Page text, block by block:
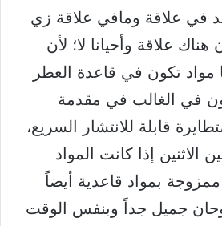
في علاقة ومافي علاقة زي
هناك علاقة وأحيانا لا؛ لأن
مواد تكون في قاعدة العطر
في الغالب في مقدمة
قابلة للانتشار السريع،
الاثنين إذا كانت المواد
ممزوجة بمواد قاعدية أيضاً
جميل جداً وبنفس الوقت